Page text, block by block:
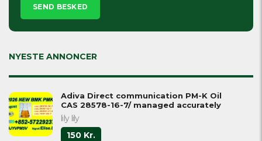
leave
empty.
NYESTE ANNONCER
Adiva Direct communication PM-K Oil
CAS 28578-16-7/ managed accurately
lily lily
150 Kr.